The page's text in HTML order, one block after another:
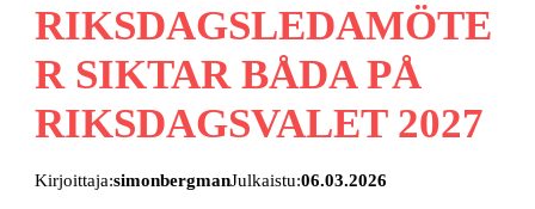
RIKSDAGSLEDAMÖTE
R SIKTAR BÅDA PÅ
RIKSDAGSVALET 2027
Kirjoittaja:simonbergmanJulkaistu:06.03.2026